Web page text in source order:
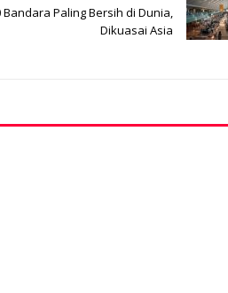
Bandara Paling Bersih di Dunia,
Dikuasai Asia